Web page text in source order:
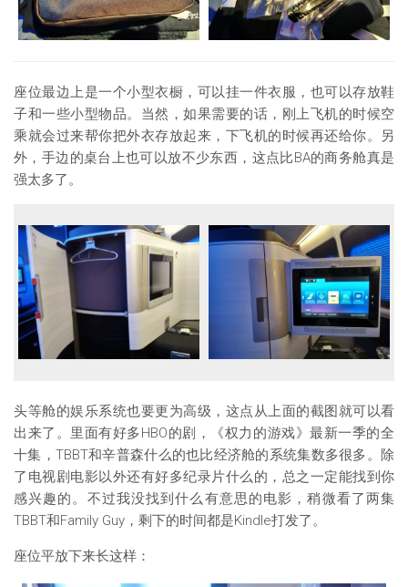
座位最边上是一个小型衣橱，可以挂一件衣服，也可以存放鞋
子和一些小型物品。当然，如果需要的话，刚上飞机的时候空
乘就会过来帮你把外衣存放起来，下飞机的时候再还给你。另
外，手边的桌台上也可以放不少东西，这点比BA的商务舱真是
强太多了。
头等舱的娱乐系统也要更为高级，这点从上面的截图就可以看
出来了。里面有好多HBO的剧，《权力的游戏》最新一季的全
十集，TBBT和辛普森什么的也比经济舱的系统集数多很多。除
了电视剧电影以外还有好多纪录片什么的，总之一定能找到你
感兴趣的。不过我没找到什么有意思的电影，稍微看了两集
TBBT和Family Guy，剩下的时间都是Kindle打发了。
座位平放下来长这样：